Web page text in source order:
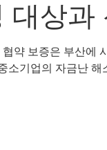
대상과
약 보증은 부산에
소기업의 자금난